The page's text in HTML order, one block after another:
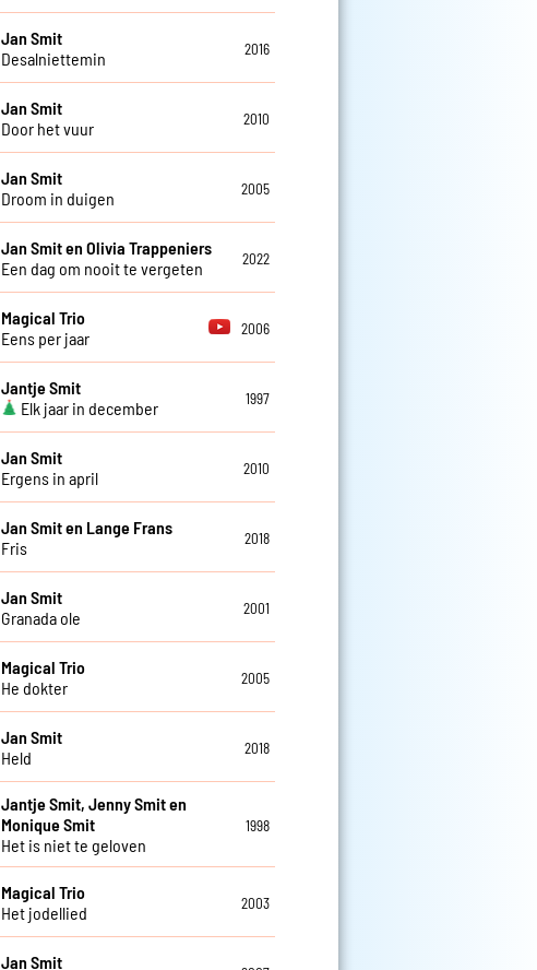
Jan Smit
Desalniettemin
2016
Jan Smit
Door het vuur
2010
Jan Smit
Droom in duigen
2005
Jan Smit en Olivia Trappeniers
Een dag om nooit te vergeten
2022
Magical Trio
Eens per jaar
2006
Jantje Smit
Elk jaar in december
1997
Jan Smit
Ergens in april
2010
Jan Smit en Lange Frans
Fris
2018
Jan Smit
Granada ole
2001
Magical Trio
He dokter
2005
Jan Smit
Held
2018
Jantje Smit, Jenny Smit en
Monique Smit
Het is niet te geloven
1998
Magical Trio
Het jodellied
2003
Jan Smit